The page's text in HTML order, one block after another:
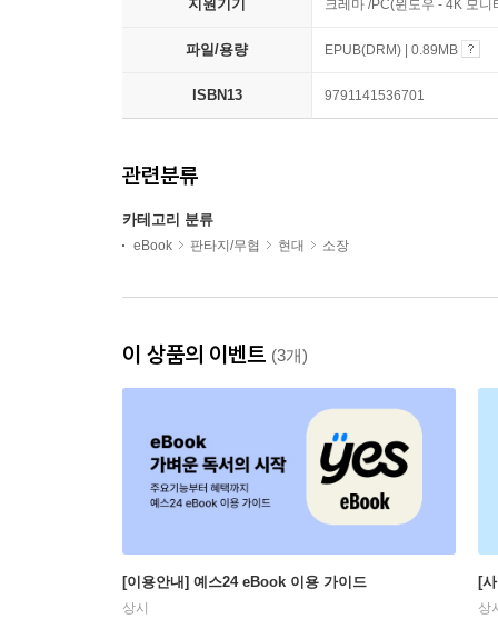
지원기기 크레마 /PC(윈도우 - 4K 모
파일/용량 EPUB(DRM) | 0.89MB
ISBN13 9791141536701
관련분류
카테고리 분류
eBook 판타지/무협 현대 소장
이 상품의 이벤트 (3개)
[이용안내] 예스24 eBook 이용 가이드
상시
[
상